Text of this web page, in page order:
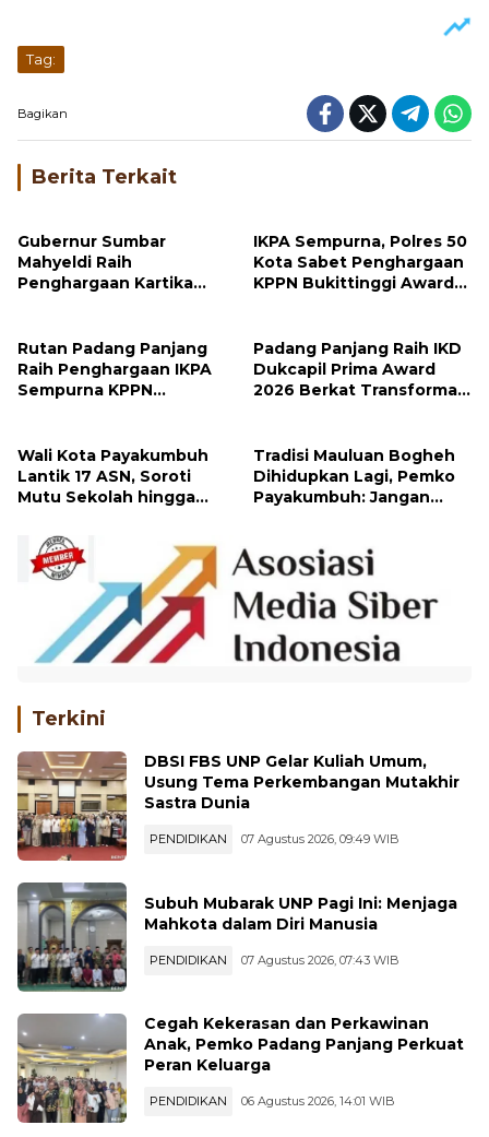
Tag:
Bagikan
Berita Terkait
Gubernur Sumbar
Mahyeldi Raih
Penghargaan Kartika
IKPA Sempurna, Polres 50
Kota Sabet Penghargaan
KPPN Bukittinggi Awards
Rutan Padang Panjang
Raih Penghargaan IKPA
Sempurna KPPN
Padang Panjang Raih IKD
Dukcapil Prima Award
2026 Berkat Transformasi
Wali Kota Payakumbuh
Lantik 17 ASN, Soroti
Mutu Sekolah hingga
Tradisi Mauluan Bogheh
Dihidupkan Lagi, Pemko
Payakumbuh: Jangan
Terkini
DBSI FBS UNP Gelar Kuliah Umum,
Usung Tema Perkembangan Mutakhir
Sastra Dunia
PENDIDIKAN 07 Agustus 2026, 09:49 WIB
Subuh Mubarak UNP Pagi Ini: Menjaga
Mahkota dalam Diri Manusia
PENDIDIKAN 07 Agustus 2026, 07:43 WIB
Cegah Kekerasan dan Perkawinan
Anak, Pemko Padang Panjang Perkuat
Peran Keluarga
PENDIDIKAN 06 Agustus 2026, 14:01 WIB